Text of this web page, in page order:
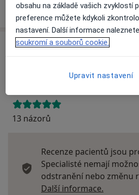
Více
o
Názory
Přidejte svůj
13 názorů
Recenze pacientů jsou
Specialisté nemají
odstranění nebo změnu
Další informace.
obsahu na základě vašich zvyklostí
preference můžete kdykoli
nastavení. Další informace
soukromí a souborů cookie.
Upravit nastavení